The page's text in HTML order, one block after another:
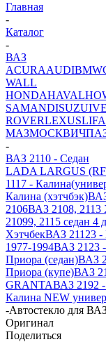
Главная
-
Каталог
-
ВАЗ
ACURAAUDIBMW
WALL
HONDAHAVAL
SAMANDISUZU
ROVERLEXUS
МАЗМОСКВИЧ
-
ВАЗ 2110 - Седан
LADA LARGUS
1117 -
Калина (хэтчбэк)
2106ВАЗ 2108, 2113
21099, 2115 седан 4
ХэтчбекВАЗ 21123 -
1977-1994ВАЗ 2123
Приора (седан)ВАЗ
Приора (купе)ВАЗ
GRANTAВАЗ 2192
Калина NEW
-Автостекло для
Оригинал
Поделиться